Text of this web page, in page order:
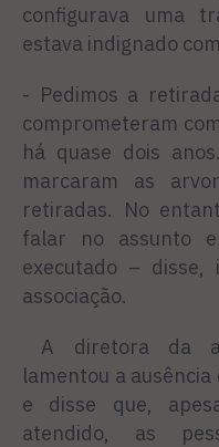
configurava uma
estava indignado
- Pedimos a
comprometeram
há quase dois
marcaram as
retiradas. No
falar no assunto
executado – disse,
associação.
A diretora da
lamentou a
e disse que,
atendido, as